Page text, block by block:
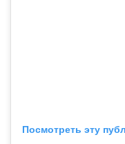
Посмотреть эту